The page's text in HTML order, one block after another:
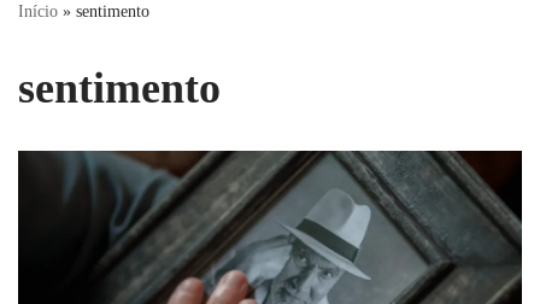
Início » sentimento
sentimento